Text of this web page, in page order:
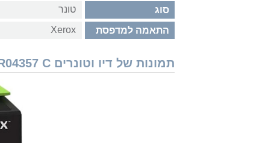
סוג טונר
התאמה למדפסת Xerox
תמונות של דיו וטונרים Xerox 006R04361 006R04357 C זירוקס